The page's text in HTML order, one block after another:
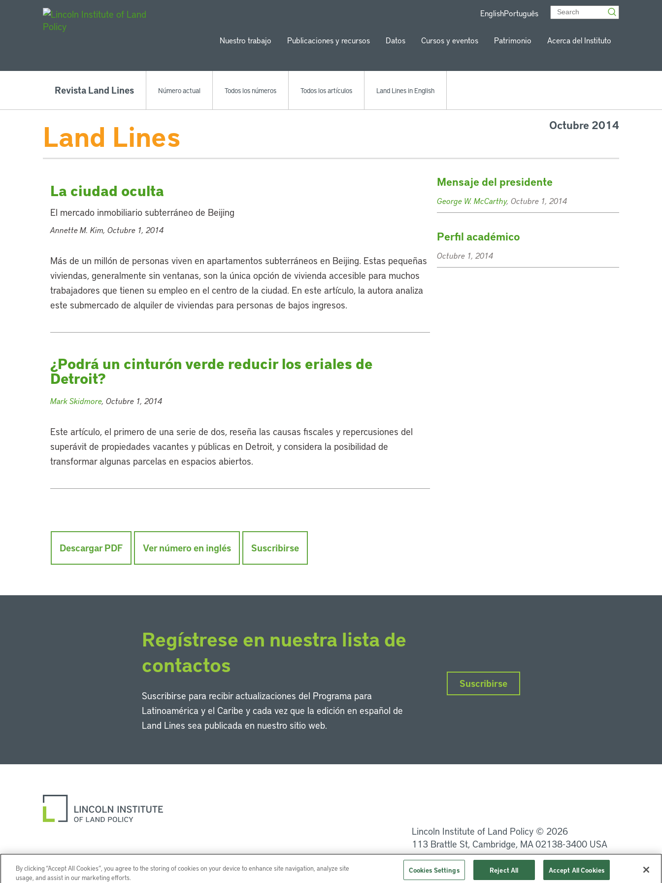
EnglishPortuguês
Nuestro trabajo Publicaciones y recursos Datos Cursos y eventos Patrimonio Acerca del Instituto
Revista Land Lines Número actual Todos los números Todos los artículos Land Lines in English
Land Lines Octubre 2014
La ciudad oculta
El mercado inmobiliario subterráneo de Beijing
Annette M. Kim, Octubre 1, 2014
Más de un millón de personas viven en apartamentos subterráneos en Beijing. Estas pequeñas
viviendas, generalmente sin ventanas, son la única opción de vivienda accesible para muchos
trabajadores que tienen su empleo en el centro de la ciudad. En este artículo, la autora analiza
este submercado de alquiler de viviendas para personas de bajos ingresos.
¿Podrá un cinturón verde reducir los eriales de
Detroit?
Mark Skidmore, Octubre 1, 2014
Este artículo, el primero de una serie de dos, reseña las causas fiscales y repercusiones del
superávit de propiedades vacantes y públicas en Detroit, y considera la posibilidad de
transformar algunas parcelas en espacios abiertos.
Mensaje del presidente
George W. McCarthy, Octubre 1, 2014
Perfil académico
Octubre 1, 2014
Descargar PDF Ver número en inglés Suscribirse
Regístrese en nuestra lista de
contactos
Suscribirse para recibir actualizaciones del Programa para
Latinoamérica y el Caribe y cada vez que la edición en español de
Land Lines sea publicada en nuestro sitio web.
Suscribirse
Lincoln Institute of Land Policy © 2026
113 Brattle St, Cambridge, MA 02138-3400 USA
Ayuda
Privacidad Términos de uso
By clicking “Accept All Cookies”, you agree to the storing of cookies on your device to enhance site navigation, analyze site
usage, and assist in our marketing efforts.
Cookies Settings Reject All Accept All Cookies